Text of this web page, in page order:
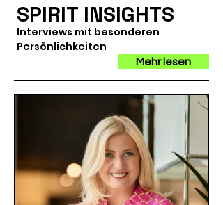
SPIRIT INSIGHTS
Interviews mit besonderen
Persönlichkeiten
Mehr lesen